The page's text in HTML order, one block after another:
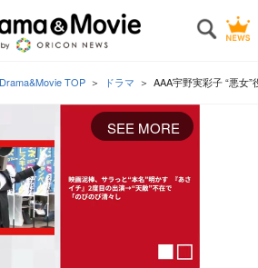
Drama&Movie TOP ドラマ AAA宇野実彩子 “悪女
SEE MORE